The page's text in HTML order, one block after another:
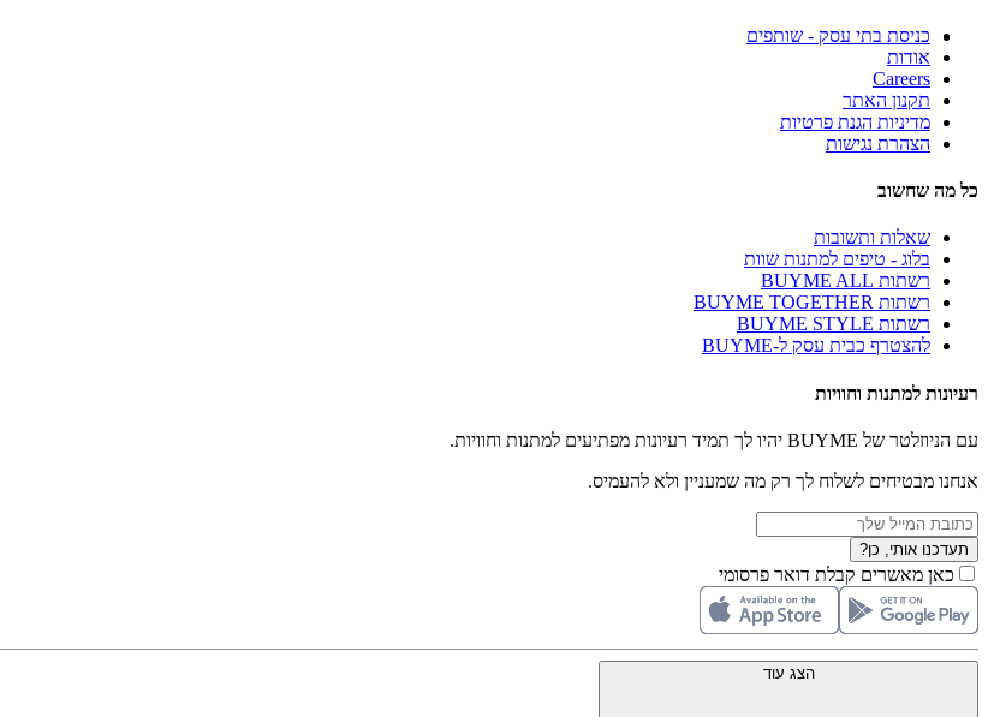
כניסת בתי עסק - שותפים
אודות
Careers
תקנון האתר
מדיניות הגנת פרטיות
הצהרת נגישות
כל מה שחשוב
שאלות ותשובות
בלוג - טיפים למתנות שוות
רשתות BUYME ALL
רשתות BUYME TOGETHER
רשתות BUYME STYLE
להצטרף כבית עסק ל-BUYME
רעיונות למתנות וחוויות
עם הניוזלטר של BUYME יהיו לך תמיד רעיונות מפתיעים למתנות וחוויות.
אנחנו מבטיחים לשלוח לך רק מה שמעניין ולא להעמיס.
תעדכנו אותי, כן?
כאן מאשרים קבלת דואר פרסומי
הצג עוד